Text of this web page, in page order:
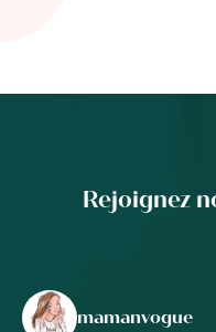
Rejoignez
mamanvogue